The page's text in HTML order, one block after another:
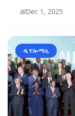
📅Dec 1, 2025
ዲፕሎማሲ